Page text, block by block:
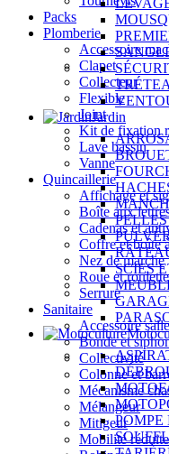
Packs
Plomberie
Accessoire
Clapet
Collecteur
Flexible
Joint
Kit de fixation
Lave bassin
Vanne
Quincaillerie
Affichage et
Boîte aux
Cadenas et
Coffre et boîte
Nez de marche
Roue et roulette
Serrure
Sanitaire
Accessoire
Bonde et
Collectivité
Colonne et
Mécanisme
Mélangeur
Mitigeur
Mobilité réduite
Jardin
SCIES
POMPE